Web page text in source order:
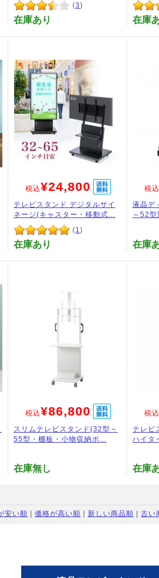
(3)
在庫あり 在庫
税込¥24,800
テレビスタンド デジタルサイ
ネージ(キャスター・移動式...
(1 )
在庫あり
税込
液晶デ
～52型
在庫
税込¥86,800
スリムテレビスタンド(32型～
55型・棚板・小物収納ボ...
在庫無し
税込
テレビ
ハイタ
在庫
安い順 価格が高い順 新しい商品順 古い